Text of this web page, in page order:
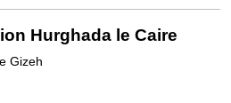
Hurghada le Caire
Gizeh